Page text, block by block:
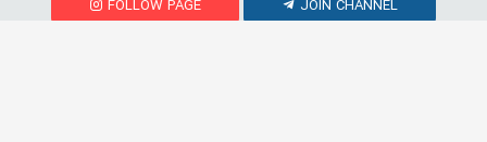
FOLLOW PAGE JOIN CHANNEL